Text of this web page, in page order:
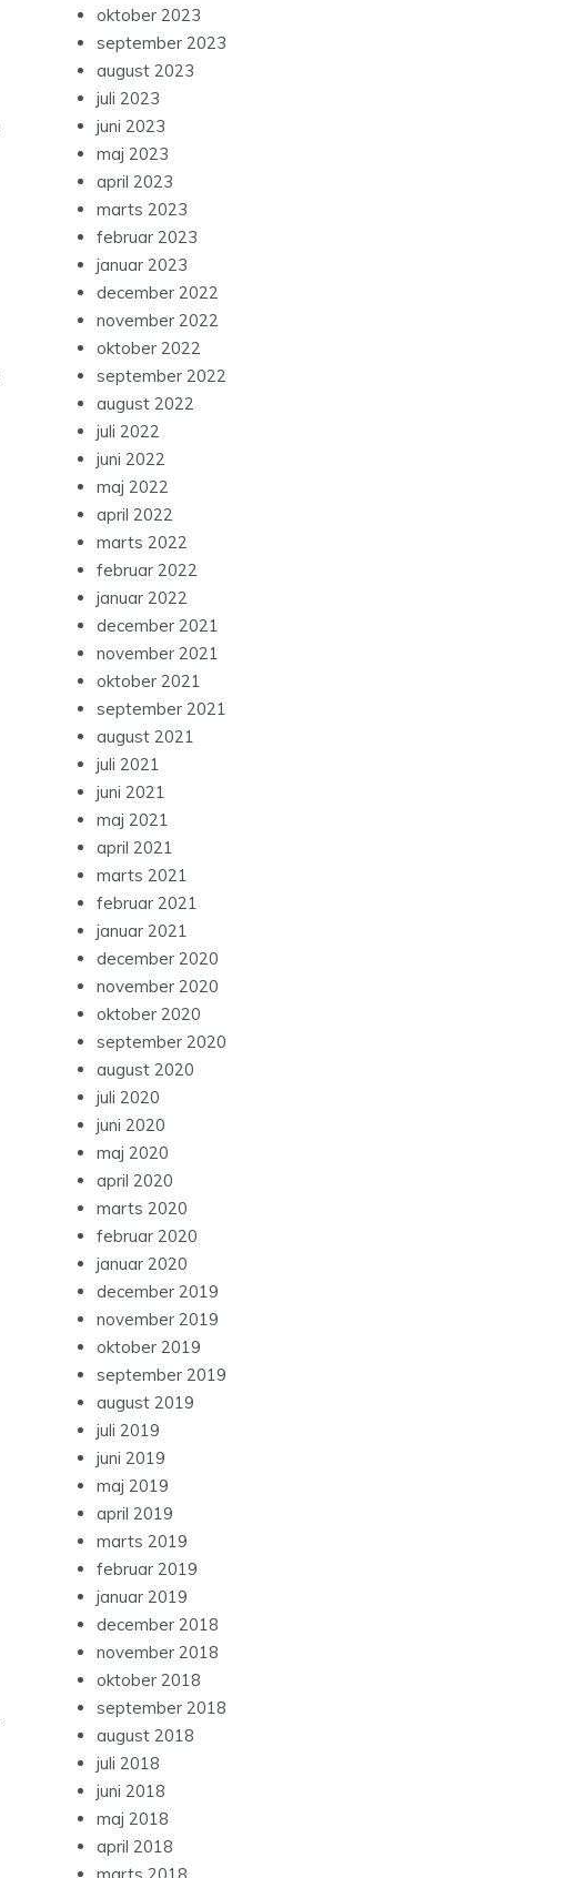
oktober 2023
september 2023
august 2023
juli 2023
juni 2023
maj 2023
april 2023
marts 2023
februar 2023
januar 2023
december 2022
november 2022
oktober 2022
september 2022
august 2022
juli 2022
juni 2022
maj 2022
april 2022
marts 2022
februar 2022
januar 2022
december 2021
november 2021
oktober 2021
september 2021
august 2021
juli 2021
juni 2021
maj 2021
april 2021
marts 2021
februar 2021
januar 2021
december 2020
november 2020
oktober 2020
september 2020
august 2020
juli 2020
juni 2020
maj 2020
april 2020
marts 2020
februar 2020
januar 2020
december 2019
november 2019
oktober 2019
september 2019
august 2019
juli 2019
juni 2019
maj 2019
april 2019
marts 2019
februar 2019
januar 2019
december 2018
november 2018
oktober 2018
september 2018
august 2018
juli 2018
juni 2018
maj 2018
april 2018